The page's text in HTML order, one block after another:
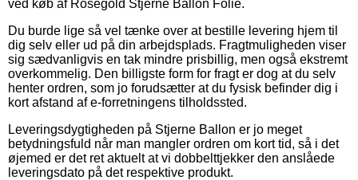
ved køb af Rosegold Stjerne Ballon Folie.
Du burde lige så vel tænke over at bestille levering hjem til
dig selv eller ud på din arbejdsplads. Fragtmuligheden viser
sig sædvanligvis en tak mindre prisbillig, men også ekstremt
overkommelig. Den billigste form for fragt er dog at du selv
henter ordren, som jo forudsætter at du fysisk befinder dig i
kort afstand af e-forretningens tilholdssted.
Leveringsdygtigheden på Stjerne Ballon er jo meget
betydningsfuld når man mangler ordren om kort tid, så i det
øjemed er det ret aktuelt at vi dobbelttjekker den anslåede
leveringsdato på det respektive produkt.